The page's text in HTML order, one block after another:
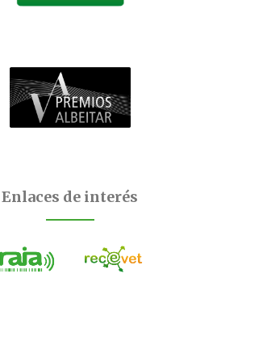
Enlaces de interés